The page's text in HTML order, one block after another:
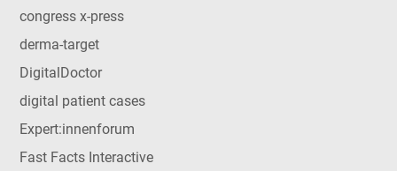
congress x-press
derma-target
DigitalDoctor
digital patient cases
Expert:innenforum
Fast Facts Interactive